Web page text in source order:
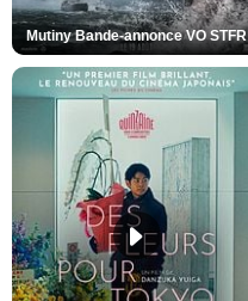
Mutiny Bande-annonce VO STFR